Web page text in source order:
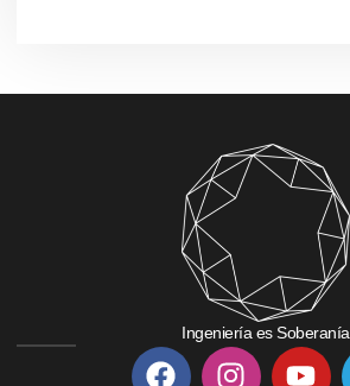
Ingeniería es Soberanía